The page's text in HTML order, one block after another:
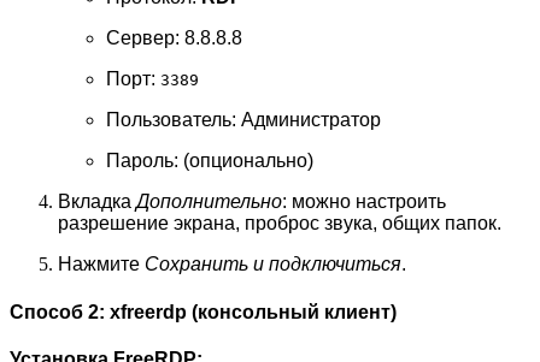
Сервер: 8.8.8.8
Порт: 3389
Пользователь: Администратор
Пароль: (опционально)
ВкладкаДополнительно: можно настроить
разрешение экрана, проброс звука, общих папок.
Нажмите Сохранить и подключиться.
Способ 2: xfreerdp (консольный клиент)